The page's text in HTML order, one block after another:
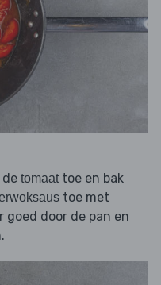
tomaattoe en bak
toe met
goed door de pan en